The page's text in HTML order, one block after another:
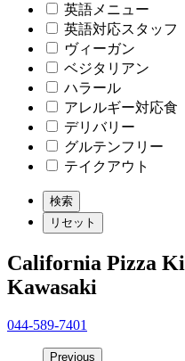
英語メニュー
英語対応スタッフ
ヴィーガン
ベジタリアン
ハラール
アレルギー対応食
デリバリー
グルテンフリー
テイクアウト
California Pizza
Kawasaki
044-589-7401
Previous